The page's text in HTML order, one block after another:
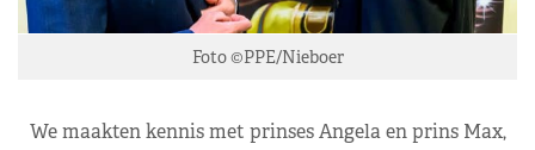
Foto ©PPE/Nieboer
We maakten kennis met prinses Angela en prins Max,